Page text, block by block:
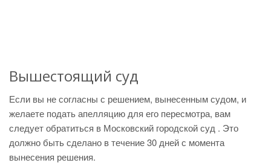
Вышестоящий суд
Если вы не согласны с решением, вынесенным судом, и
желаете подать апелляцию для его пересмотра, вам
следует обратиться в Московский городской суд . Это
должно быть сделано в течение 30 дней с момента
вынесения решения.